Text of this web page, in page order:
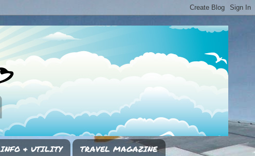
INFO & UTILITY
TRAVEL MAGAZINE